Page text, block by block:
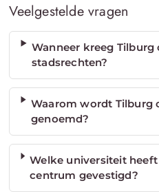
Veelgestelde vragen
Wanneer kreeg Tilburg
stadsrechten?
Waarom wordt Tilburg
genoemd?
Welke universiteit
centrum gevestigd?